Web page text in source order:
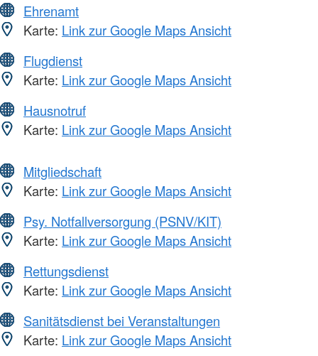
Ehrenamt
Karte: Link zur Google Maps Ansicht
Flugdienst
Karte: Link zur Google Maps Ansicht
Hausnotruf
Karte: Link zur Google Maps Ansicht
Mitgliedschaft
Karte: Link zur Google Maps Ansicht
Psy. Notfallversorgung (PSNV/KIT)
Karte: Link zur Google Maps Ansicht
Rettungsdienst
Karte: Link zur Google Maps Ansicht
Sanitätsdienst bei Veranstaltungen
Karte: Link zur Google Maps Ansicht